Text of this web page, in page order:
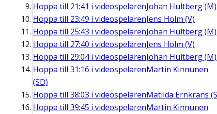
Hoppa till 21:41 i videospelarenJohan Hultberg (M)
Hoppa till 23:49 i videospelarenJens Holm (V)
Hoppa till 25:43 i videospelarenJohan Hultberg (M)
Hoppa till 27:40 i videospelarenJens Holm (V)
Hoppa till 29:04i videospelarenJohan Hultberg (M)
Hoppa till 31:16 i videospelarenMartin Kinnunen
(SD)
Hoppa till 38:03 i videospelarenMatilda Ernkrans
Hoppa till 39:45 i videospelarenMartin Kinnunen